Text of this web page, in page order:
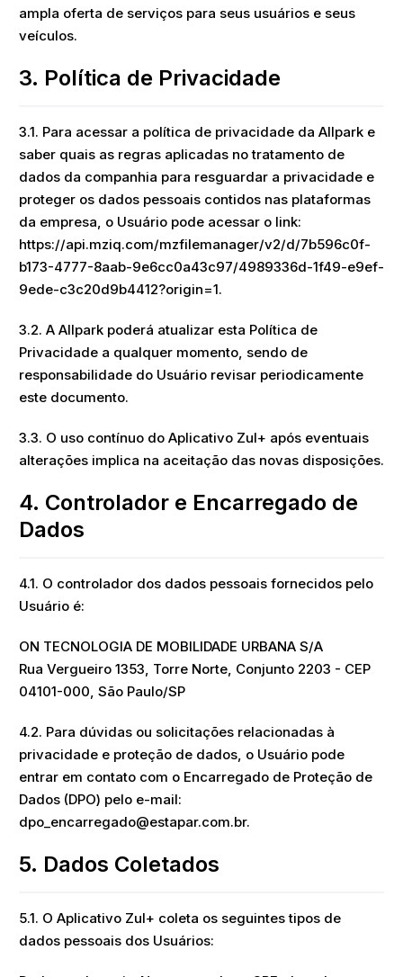
ampla oferta de serviços para seus usuários e seus
veículos.
3. Política de Privacidade
3.1. Para acessar a política de privacidade da Allpark e
saber quais as regras aplicadas no tratamento de
dados da companhia para resguardar a privacidade e
proteger os dados pessoais contidos nas plataformas
da empresa, o Usuário pode acessar o link:
https://api.mziq.com/mzfilemanager/v2/d/7b596c0f-
b173-4777-8aab-9e6cc0a43c97/4989336d-1f49-e9ef-
9ede-c3c20d9b4412?origin=1.
3.2. A Allpark poderá atualizar esta Política de
Privacidade a qualquer momento, sendo de
responsabilidade do Usuário revisar periodicamente
este documento.
3.3. O uso contínuo do Aplicativo Zul+ após eventuais
alterações implica na aceitação das novas disposições.
4. Controlador e Encarregado de
Dados
4.1. O controlador dos dados pessoais fornecidos pelo
Usuário é:
ON TECNOLOGIA DE MOBILIDADE URBANA S/A
Rua Vergueiro 1353, Torre Norte, Conjunto 2203 - CEP
04101-000, São Paulo/SP
4.2. Para dúvidas ou solicitações relacionadas à
privacidade e proteção de dados, o Usuário pode
entrar em contato com o Encarregado de Proteção de
Dados (DPO) pelo e-mail:
dpo_encarregado@estapar.com.br.
5. Dados Coletados
5.1. O Aplicativo Zul+ coleta os seguintes tipos de
dados pessoais dos Usuários: